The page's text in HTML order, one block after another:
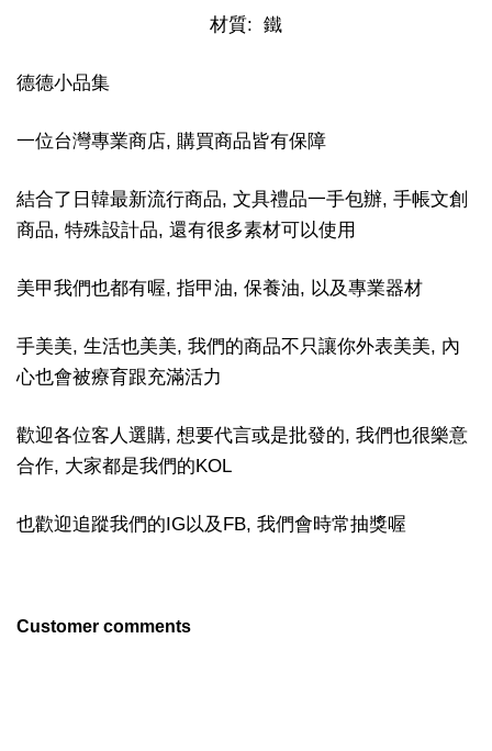
材質: 鐵
德德小品集
一位台灣專業商店, 購買商品皆有保障
結合了日韓最新流行商品, 文具禮品一手包辦, 手帳文創
商品, 特殊設計品, 還有很多素材可以使用
美甲我們也都有喔, 指甲油, 保養油, 以及專業器材
手美美, 生活也美美, 我們的商品不只讓你外表美美, 內
心也會被療育跟充滿活力
歡迎各位客人選購, 想要代言或是批發的, 我們也很樂意
合作, 大家都是我們的KOL
也歡迎追蹤我們的IG以及FB, 我們會時常抽獎喔
Customer comments